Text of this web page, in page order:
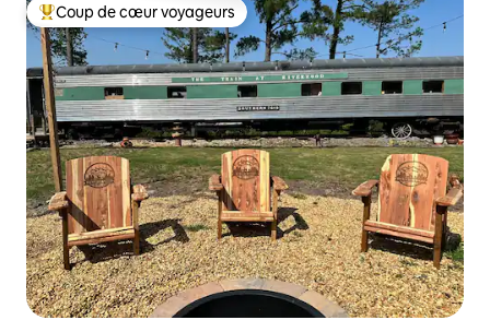
Coups de cœur voyageurs les plus appréciés
Coup de cœur voyageurs